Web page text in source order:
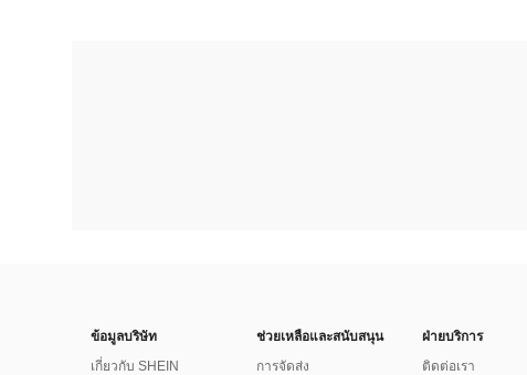
ข้อมูลบริษัท
เกี่ยวกับ SHEIN
ช่วยเหลือและสนับสนุน
การจัดส่ง
ฝ่ายบริการ
ติดต่อเรา